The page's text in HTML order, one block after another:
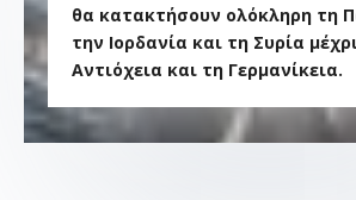
θα κατακτήσουν ολόκληρη τη
την Ιορδανία και τη Συρία
Αντιόχεια και τη Γερμανίκεια.